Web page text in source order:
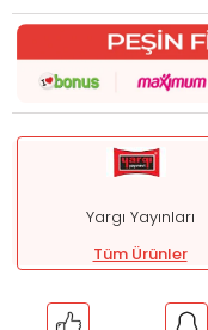
Yargı Yayınları
Tüm Ürünler